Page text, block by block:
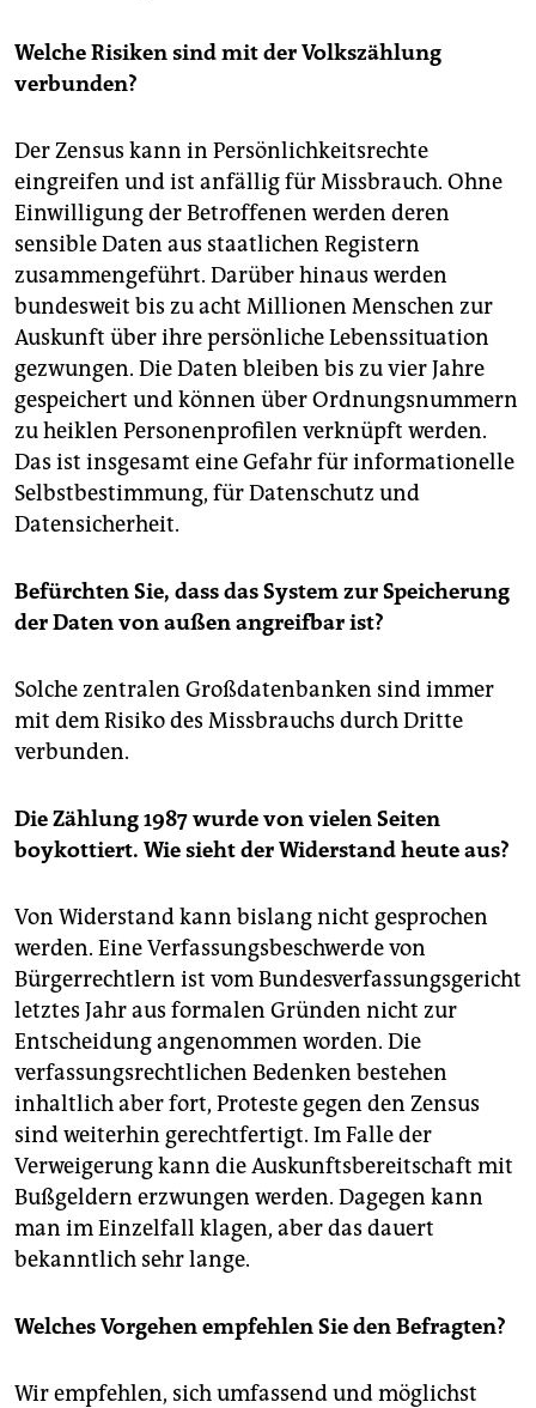
Welche Risiken sind mit der Volkszählung
verbunden?
Der Zensus kann in Persönlichkeitsrechte
eingreifen und ist anfällig für Missbrauch. Ohne
Einwilligung der Betroffenen werden deren
sensible Daten aus staatlichen Registern
zusammengeführt. Darüber hinaus werden
bundesweit bis zu acht Millionen Menschen zur
Auskunft über ihre persönliche Lebenssituation
gezwungen. Die Daten bleiben bis zu vier Jahre
gespeichert und können über Ordnungsnummern
zu heiklen Personenprofilen verknüpft werden.
Das ist insgesamt eine Gefahr für informationelle
Selbstbestimmung, für Datenschutz und
Datensicherheit.
Befürchten Sie, dass das System zur Speicherung
der Daten von außen angreifbar ist?
Solche zentralen Großdatenbanken sind immer
mit dem Risiko des Missbrauchs durch Dritte
verbunden.
Die Zählung 1987 wurde von vielen Seiten
boykottiert. Wie sieht der Widerstand heute aus?
Von Widerstand kann bislang nicht gesprochen
werden. Eine Verfassungsbeschwerde von
Bürgerrechtlern ist vom Bundesverfassungsgericht
letztes Jahr aus formalen Gründen nicht zur
Entscheidung angenommen worden. Die
verfassungsrechtlichen Bedenken bestehen
inhaltlich aber fort, Proteste gegen den Zensus
sind weiterhin gerechtfertigt. Im Falle der
Verweigerung kann die Auskunftsbereitschaft mit
Bußgeldern erzwungen werden. Dagegen kann
man im Einzelfall klagen, aber das dauert
bekanntlich sehr lange.
Welches Vorgehen empfehlen Sie den Befragten?
Wir empfehlen, sich umfassend und möglichst